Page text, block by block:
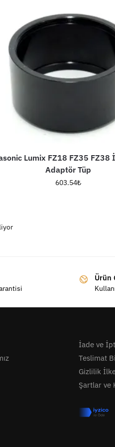
Lumix FZ18 FZ35 FZ38
Adaptör Tüp
603.54₺
Ürün
İade ve
Teslimat
Gizlilik
Şartlar ve